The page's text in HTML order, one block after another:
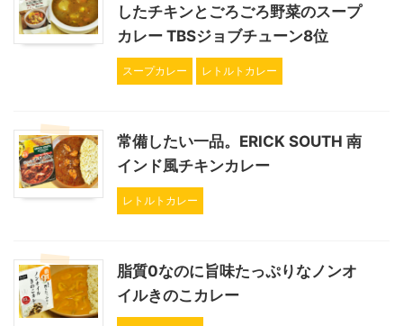
したチキンとごろごろ野菜のスープ
カレー TBSジョブチューン8位
スープカレー レトルトカレー
常備したい一品。ERICK SOUTH 南
インド風チキンカレー
レトルトカレー
脂質0なのに旨味たっぷりなノンオ
イルきのこカレー